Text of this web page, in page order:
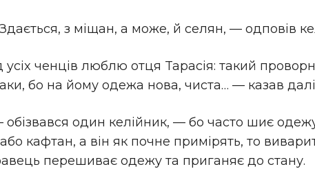
з міщан, а може, й селян, — одповів
ченців люблю отця Tapaciя: такий
бо на йому одежа нова, чиста… — казав
один келійник, — бо часто шиє
кафтан, а він як почне примірять, то
перешиває одежу та приганяє до стану.